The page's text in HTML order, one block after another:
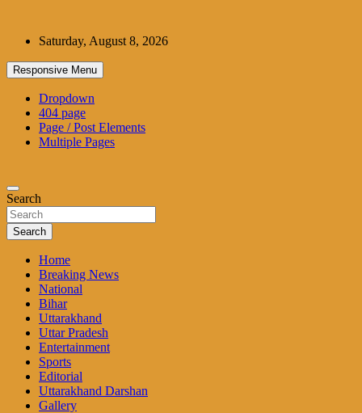
contentSaturday, August 8, 2026
Responsive Menu
Dropdown
404 page
Page / Post Elements
Multiple Pages
Search
Search
Home
Breaking News
National
Bihar
Uttarakhand
Uttar Pradesh
Entertainment
Sports
Editorial
Uttarakhand Darshan
Gallery